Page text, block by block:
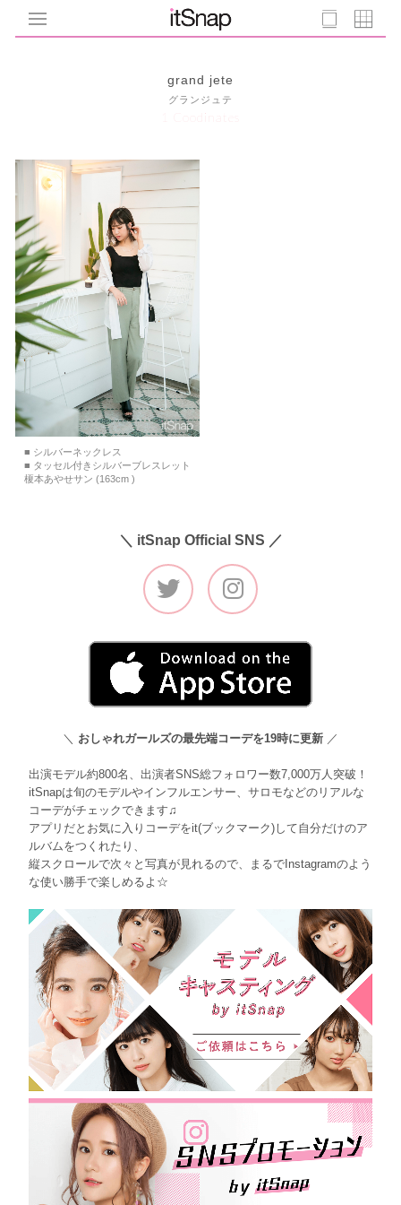
grand jete
グランジュテ
1 Coodinates
■ シルバーネックレス
■ タッセル付きシルバーブレスレット
榎本あやせサン (163cm )
＼ itSnap Official SNS ／
＼ おしゃれガールズの最先端コーデを19時に更新 ／
出演モデル約800名、出演者SNS総フォロワー数7,000万人突破！
itSnapは旬のモデルやインフルエンサー、サロモなどのリアルな
コーデがチェックできます♫
アプリだとお気に入りコーデをit(ブックマーク)して自分だけのア
ルバムをつくれたり、
縦スクロールで次々と写真が見れるので、まるでInstagramのよう
な使い勝手で楽しめるよ☆